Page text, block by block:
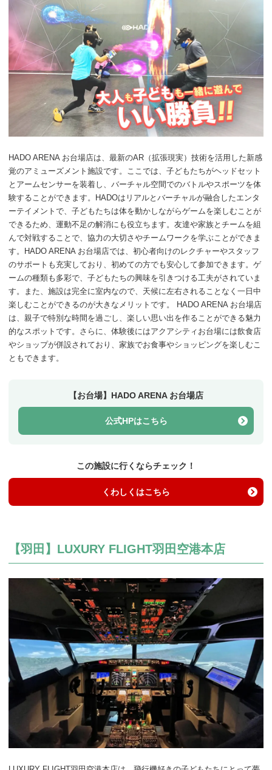
HADO ARENA お台場店は、最新のAR（拡張現実）技術を活用した新感
覚のアミューズメント施設です。ここでは、子どもたちがヘッドセット
とアームセンサーを装着し、バーチャル空間でのバトルやスポーツを体
験することができます。HADOはリアルとバーチャルが融合したエンタ
ーテイメントで、子どもたちは体を動かしながらゲームを楽しむことが
できるため、運動不足の解消にも役立ちます。友達や家族とチームを組
んで対戦することで、協力の大切さやチームワークを学ぶことができま
す。HADO ARENA お台場店では、初心者向けのレクチャーやスタッフ
のサポートも充実しており、初めての方でも安心して参加できます。ゲ
ームの種類も多彩で、子どもたちの興味を引きつける工夫がされていま
す。また、施設は完全に室内なので、天候に左右されることなく一日中
楽しむことができるのが大きなメリットです。 HADO ARENA お台場店
は、親子で特別な時間を過ごし、楽しい思い出を作ることができる魅力
的なスポットです。さらに、体験後にはアクアシティお台場には飲食店
やショップが併設されており、家族でお食事やショッピングを楽しむこ
ともできます。
【お台場】HADO ARENA お台場店
公式HPはこちら
この施設に行くならチェック！
くわしくはこちら
【羽田】LUXURY FLIGHT羽田空港本店